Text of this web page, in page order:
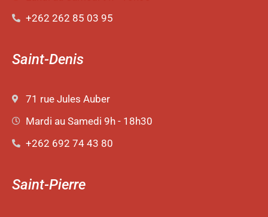
+262 262 85 03 95
Saint-Denis
71 rue Jules Auber
Mardi au Samedi 9h - 18h30
+262 692 74 43 80
Saint-Pierre